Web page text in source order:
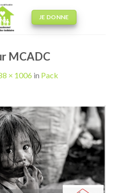
JE DONNE
MCADC
× 1006 in Pack